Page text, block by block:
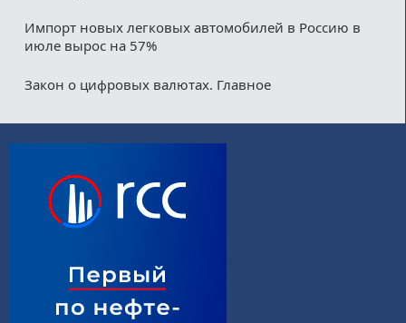
Импорт новых легковых автомобилей в Россию в
июле вырос на 57%
Закон о цифровых валютах. Главное